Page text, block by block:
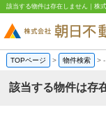
該当する物件は存在しません｜株
TOPページ > 物件検索 >-
該当する物件は存